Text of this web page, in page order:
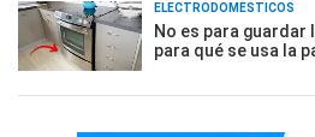
ELECTRODOMÉSTICOS
No es para guardar
para qué se usa la